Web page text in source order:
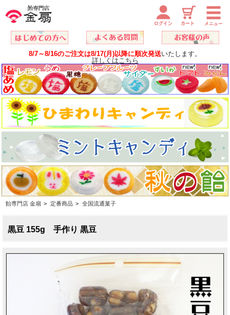
8/7～8/16のご注文は8/17(月)以降に順次発送いたします。
詳しくはこちら
飴専門店 金扇 > 定番商品 > 全国流通菓子
黒豆 155g 手作り 黒豆